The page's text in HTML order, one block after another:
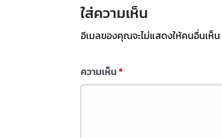
ใส่ความเห็น
อีเมลของคุณจะไม่แสดงให้คนอื่นเห็น
ความเห็น*